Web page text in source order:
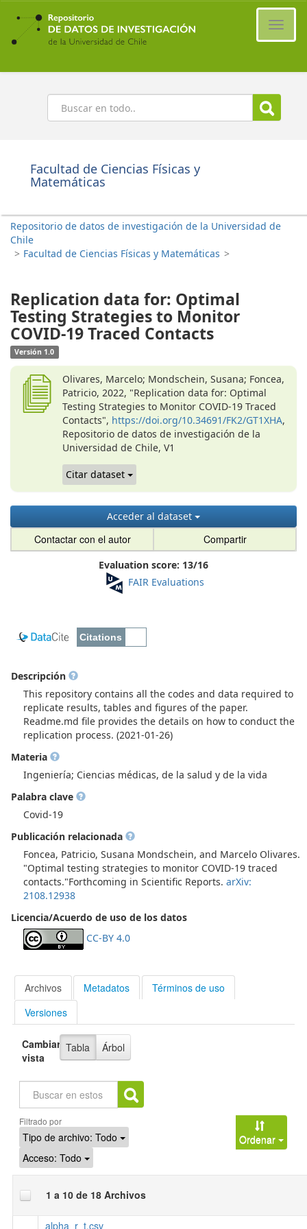
Ir
contenido
principal
Buscar
Facultad de Ciencias Físicas y
Matemáticas
Repositorio de datos de investigación de la Universidad de
Chile
> Facultad de Ciencias Físicas y Matemáticas >
Replication data for: Optimal
Testing Strategies to Monitor
COVID-19 Traced Contacts
Versión 1.0
Olivares, Marcelo; Mondschein, Susana; Foncea,
Patricio, 2022, "Replication data for: Optimal
Testing Strategies to Monitor COVID-19 Traced
Contacts", https://doi.org/10.34691/FK2/GT1XHA,
Repositorio de datos de investigación de la
Universidad de Chile, V1
Citar dataset
Acceder al dataset
Contactar con el autor Compartir
Evaluation score: 13/16
FAIR Evaluations
Descripción
This repository contains all the codes and data required to
replicate results, tables and figures of the paper.
Readme.md file provides the details on how to conduct the
replication process. (2021-01-26)
Materia
Ingeniería; Ciencias médicas, de la salud y de la vida
Palabra clave
Covid-19
Publicación relacionada
Foncea, Patricio, Susana Mondschein, and Marcelo Olivares.
"Optimal testing strategies to monitor COVID-19 traced
contacts."Forthcoming in Scientific Reports. arXiv:
2108.12938
Licencia/Acuerdo de uso de los datos
CC-BY 4.0
Archivos Metadatos
Términos de uso
Versiones
Cambiar
vista
Tabla Árbol
Buscar
Filtrado por
Tipo de archivo: Todo
Acceso: Todo
Ordenar
1 a 10 de 18 Archivos
alpha_r_t.csv